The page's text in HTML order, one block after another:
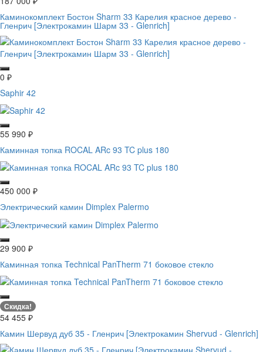
Каминокомплект Бостон Sharm 33 Карелия красное дерево -
Гленрич [Электрокамин Шарм 33 - Glenrich]
0 ₽
Saphir 42
55 990 ₽
Каминная топка ROCAL ARc 93 TC plus 180
450 000 ₽
Электрический камин Dimplex Palermo
29 900 ₽
Каминная топка Technical PanTherm 71 боковое стекло
Скидка!
54 455 ₽
Камин Шервуд дуб 35 - Гленрич [Электрокамин Shervud - Glenrich]